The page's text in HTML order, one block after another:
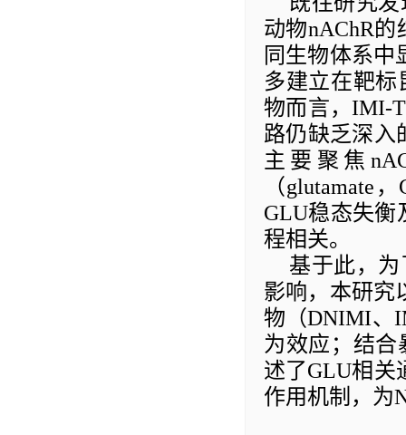
动物nAChR的
同生物体系中
多建立在靶
物而言， IMI-
路仍缺乏深入
主要聚焦
（glutamate ，
GLU稳态失衡
程相关。
基于此，
影响， 本研究
物（DNIMI、
为效应； 结合
述了GLU相关
作用机制 ，为